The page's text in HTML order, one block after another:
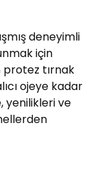
deneyimli
için
protez tırnak
ojeye kadar
yenilikleri ve